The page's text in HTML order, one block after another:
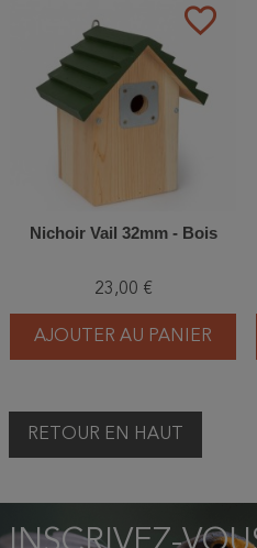
favorite_border
Nichoir Vail 32mm - Bois
23,00 €
AJOUTER AU PANIER
RETOUR EN HAUT